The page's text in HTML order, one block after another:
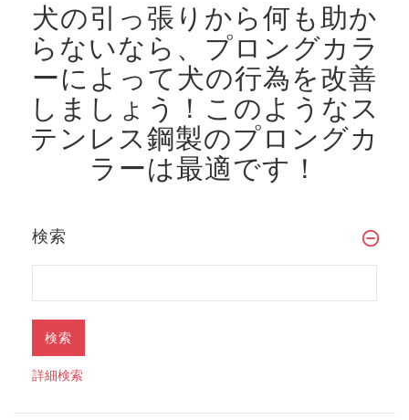
犬の引っ張りから何も助か
らないなら、プロングカラ
ーによって犬の行為を改善
しましょう！ このようなス
テンレス鋼製のプロングカ
ラーは最適です！
検索
詳細検索